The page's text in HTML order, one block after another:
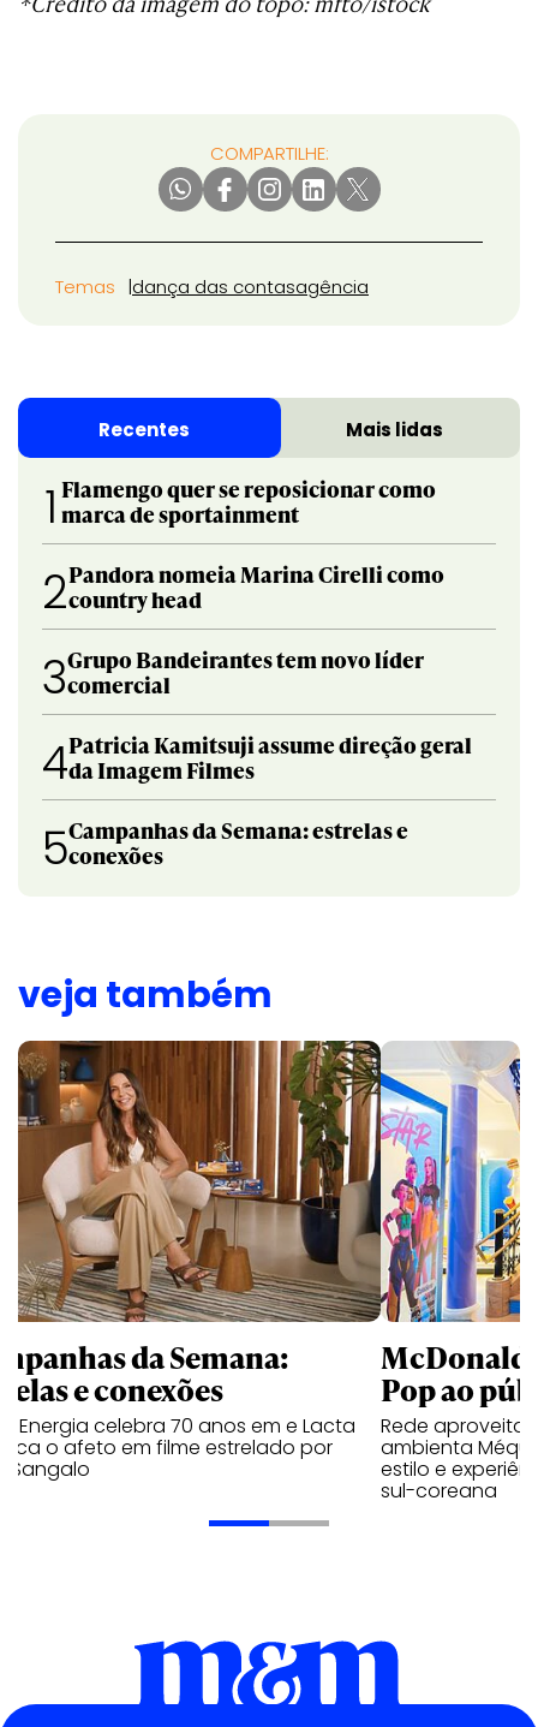
COMPARTILHE:
Temas dança das contasagência
Recentes Mais lidas
1 Flamengo quer se reposicionar como
marca de sportainment
2Pandora nomeia Marina Cirelli como
country head
3Grupo Bandeirantes tem novo líder
comercial
4Patricia Kamitsuji assume direção geral
da Imagem Filmes
5Campanhas da Semana: estrelas e
conexões
veja também
da Semana:
e conexões
Energia celebra 70 anos em e Lacta
o afeto em filme estrelado por
Sangalo
Pop ao
Rede aproveita
ambienta Méqui
estilo e
sul-coreana